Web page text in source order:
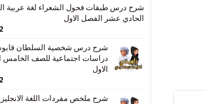
شرح درس طبقات فحول الشعراء لغة عربية
الحادي عشر الفصل الاول
شرح درس شخصية السلطان
دراسات اجتماعية للصف الخامس
الاول
شرح ملخص مفردات اللغة